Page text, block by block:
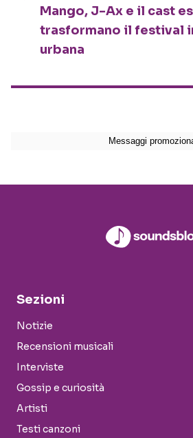
Mango, J-Ax e il cast
trasformano il festival
urbana
Sezioni
Notizie
Recensioni musicali
Interviste
Gossip e curiosità
Artisti
Testi canzoni